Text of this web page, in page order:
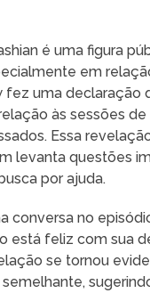
é uma figura
em
fez uma declaração
às sessões
Essa
levanta questões
por ajuda.
conversa no
está feliz com sua
se tornou